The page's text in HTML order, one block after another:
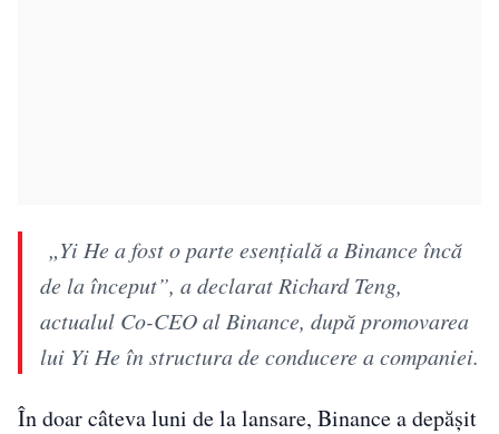
„Yi He a fost o parte esențială a Binance încă
de la început”, a declarat Richard Teng,
actualul Co-CEO al Binance, după promovarea
lui Yi He în structura de conducere a companiei.
În doar câteva luni de la lansare, Binance a depășit